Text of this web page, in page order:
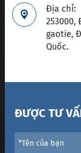

Địa chỉ:
253000,
gaotie,
Quốc.
ĐƯỢC TƯ